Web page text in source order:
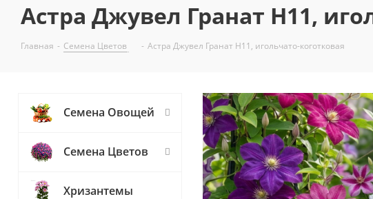
Астра Джувел Гранат Н11,
Главная - Семена Цветов - Астра Джувел Гранат Н11, игольчато-коготковая
Семена Овощей
Семена Цветов
Хризантемы